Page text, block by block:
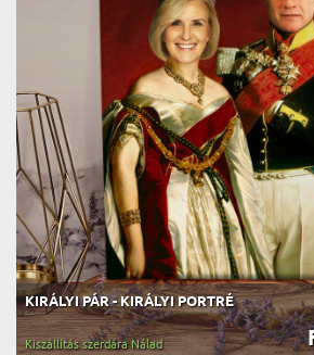
KIRÁLYI PÁR - KIRÁLYI PORTRÉ
Kiszállítás szerdára Nálad